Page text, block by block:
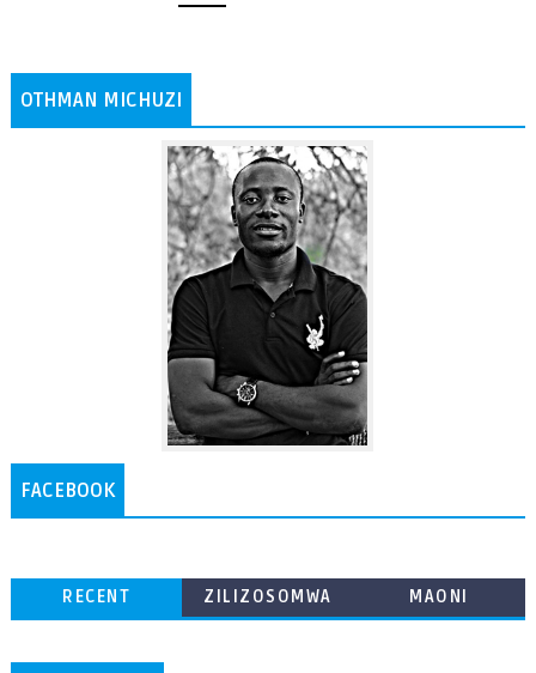
OTHMAN MICHUZI
FACEBOOK
RECENT
ZILIZOSOMWA
MAONI